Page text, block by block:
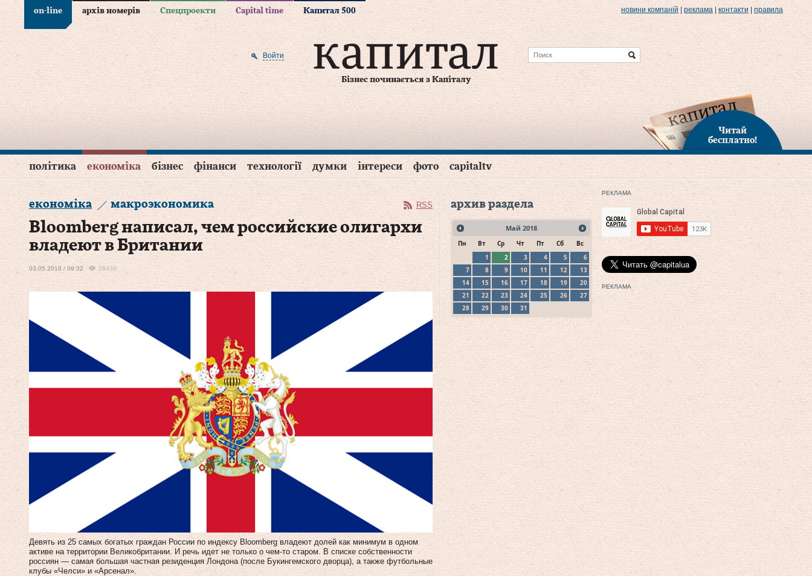
on-line архів номерів Спецпроекти Capital time Капитал 500 новини компаній реклама контакти правила
Бізнес починається з Капіталу
Войти
Читай
бесплатно!
політика економіка бізнес фінанси технології думки інтереси фото capitaltv
економіка макроэкономика RSS
Bloomberg написал, чем российские олигархи
владеют в Британии
03.05.2018 / 09:32 28438
Девять из 25 самых богатых граждан России по индексу Bloomberg владеют долей как минимум в одном
активе на территории Великобритании. И речь идет не только о чем-то старом. В списке собственности
россиян — самая большая частная резиденция Лондона (после Букингемского дворца), а также футбольные
клубы «Челси» и «Арсенал».
архив раздела
Май 2018
Пн Вт Ср Чт Пт Сб
Вс
1
2 3 4 5
6
7
8 9 10 11 12
13
14
15 16 17 18 19
20
21
22 23 24 25 26
27
28
29 30 31
РЕКЛАМА
РЕКЛАМА